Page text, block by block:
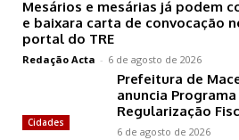
Mesários e mesárias já podem
e baixara carta de convocação
portal do TRE
Redação Acta - 6 de agosto de 2026
Cidades
Prefeitura de
anuncia Programa
Regularização
6 de agosto de 2026